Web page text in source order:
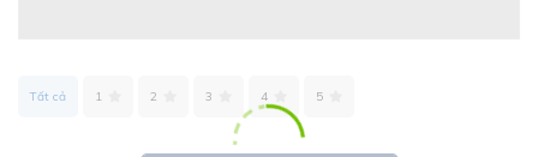
Tất cả 1 2 3 4 5